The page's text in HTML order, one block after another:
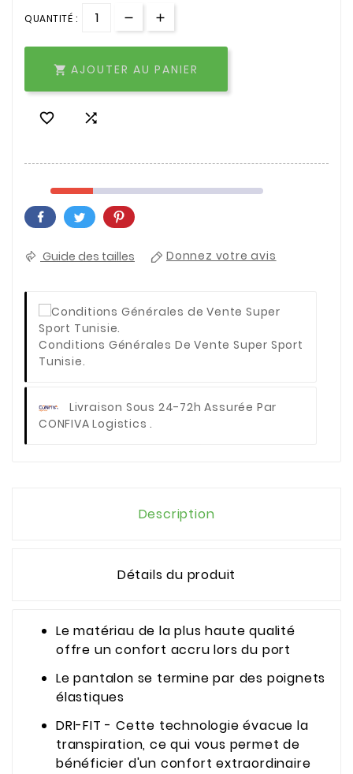
QUANTITÉ :
 AJOUTER AU PANIER
 
Guide des tailles Donnez votre avis
Conditions Générales De Vente Super Sport
Tunisie.
Livraison Sous 24-72h Assurée Par
CONFIVA Logistics .
Description
Détails du produit
Le matériau de la plus haute qualité
offre un confort accru lors du port
Le pantalon se termine par des poignets
élastiques
DRI-FIT - Cette technologie évacue la
transpiration, ce qui vous permet de
bénéficier d'un confort extraordinaire